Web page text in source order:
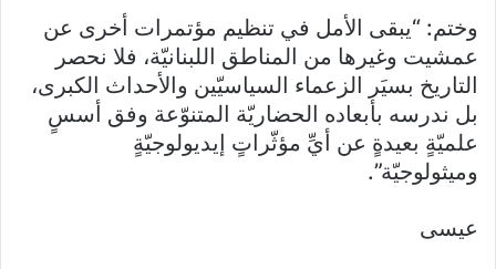
وختم: “يبقى الأمل في تنظيم مؤتمرات أخرى عن
عمشيت وغيرها من المناطق اللبنانيّة، فلا نحصر
التاريخ بسيَر الزعماء السياسيّين والأحداث الكبرى،
بل ندرسه بأبعاده الحضاريّة المتنوّعة وفق أسسٍ
علميّةٍ بعيدةٍ عن أيِّ مؤثّراتٍ إيديولوجيّةٍ
وميثولوجيّة”.
عيسى